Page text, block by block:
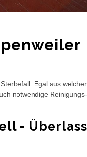
Egal aus
notwendige
-